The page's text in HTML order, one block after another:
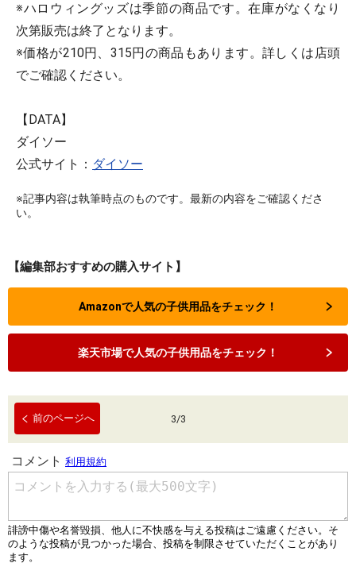
※ハロウィングッズは季節の商品です。在庫がなくなり
次第販売は終了となります。
※価格が210円、315円の商品もあります。詳しくは店頭
でご確認ください。
【DATA】
ダイソー
公式サイト： ダイソー
※記事内容は執筆時点のものです。最新の内容をご確認くださ
い。
【編集部おすすめの購入サイト】
Amazonで人気の子供用品をチェック！
楽天市場で人気の子供用品をチェック！
前のページへ 3/3